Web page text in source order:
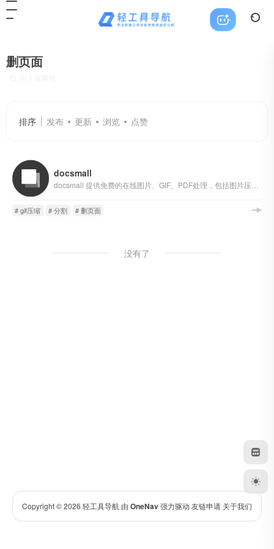
删页面
排序 发布 更新 浏览 点赞
docsmall
# gif压缩 # 分割 # 删页面
没有了
Copyright © 2026 轻工具导航 由 OneNav强力驱动 友链申请 关于我们